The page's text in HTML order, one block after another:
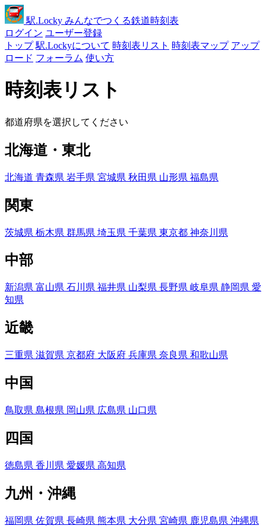
駅.Locky みんなでつくる鉄道時刻表
ログイン ユーザー登録
トップ 駅.Lockyについて 時刻表リスト 時刻表マップ アップ
ロード フォーラム 使い方
時刻表リスト
都道府県を選択してください
北海道・東北
北海道 青森県 岩手県 宮城県 秋田県 山形県 福島県
関東
茨城県 栃木県 群馬県 埼玉県 千葉県 東京都 神奈川県
中部
新潟県 富山県 石川県 福井県 山梨県 長野県 岐阜県 静岡県 愛
知県
近畿
三重県 滋賀県 京都府 大阪府 兵庫県 奈良県 和歌山県
中国
鳥取県 島根県 岡山県 広島県 山口県
四国
徳島県 香川県 愛媛県 高知県
九州・沖縄
福岡県 佐賀県 長崎県 熊本県 大分県 宮崎県 鹿児島県 沖縄県